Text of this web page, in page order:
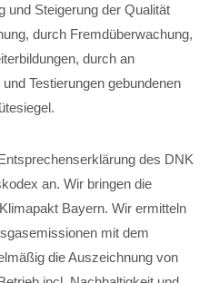
und Steigerung der Qualität
durch Fremdüberwachung,
durch an
Testierungen gebundenen
des DNK
an. Wir bringen die
Bayern. Wir ermitteln
mit dem
die Auszeichnung von